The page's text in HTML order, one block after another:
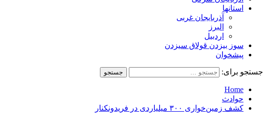
استانها
آذربایجان غربی
البرز
اردبیل
سوز بیزدن قولاق سیزدن
پیشخوان
جستجو برای:
Home
حوادث
کشف زمین‌خواری ۳۰۰ میلیاردی در فریدونکنار